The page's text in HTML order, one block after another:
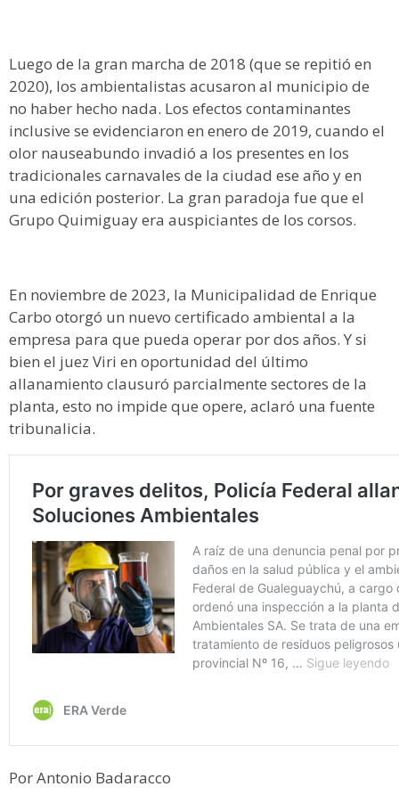
Luego de la gran marcha de 2018 (que se repitió en
2020), los ambientalistas acusaron al municipio de
no haber hecho nada. Los efectos contaminantes
inclusive se evidenciaron en enero de 2019, cuando el
olor nauseabundo invadió a los presentes en los
tradicionales carnavales de la ciudad ese año y en
una edición posterior. La gran paradoja fue que el
Grupo Quimiguay era auspiciantes de los corsos.
En noviembre de 2023, la Municipalidad de Enrique
Carbo otorgó un nuevo certificado ambiental a la
empresa para que pueda operar por dos años. Y si
bien el juez Viri en oportunidad del último
allanamiento clausuró parcialmente sectores de la
planta, esto no impide que opere, aclaró una fuente
tribunalicia.
Por Antonio Badaracco